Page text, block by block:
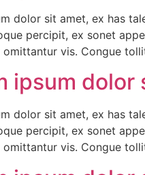
dolor sit amet, ex has
percipit, ex sonet
omittantur vis. Congue
ipsum dolor
dolor sit amet, ex has
percipit, ex sonet
omittantur vis. Congue